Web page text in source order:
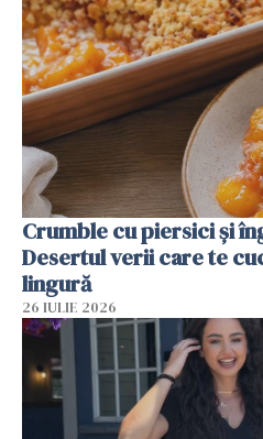
Crumble cu piersici și
Desertul verii care te
lingură
26 IULIE 2026